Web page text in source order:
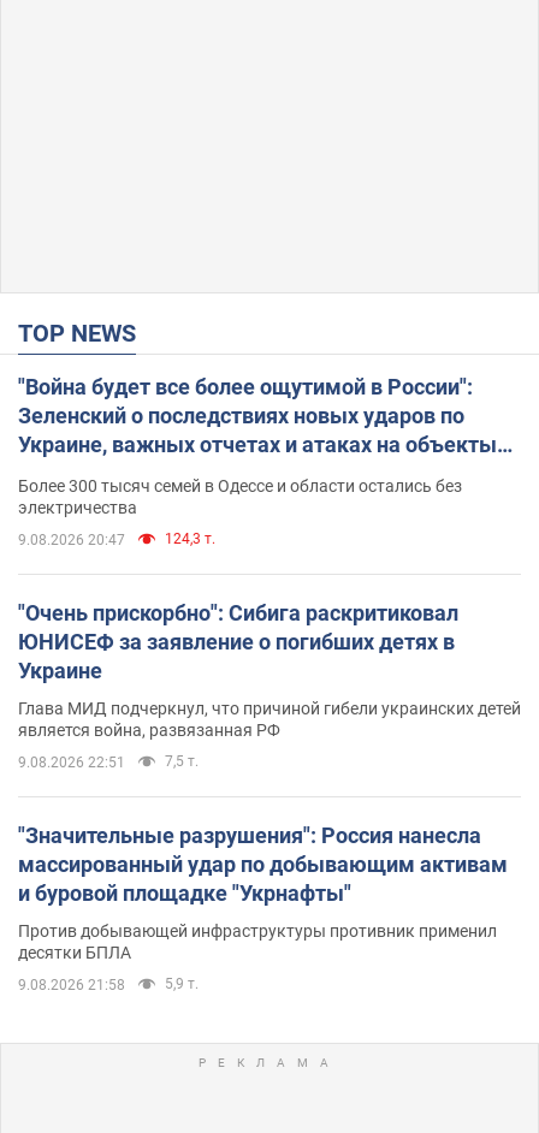
TOP NEWS
"Война будет все более ощутимой в России":
Зеленский о последствиях новых ударов по
Украине, важных отчетах и атаках на объекты
противника. Видео
Более 300 тысяч семей в Одессе и области остались без
электричества
9.08.2026 20:47 124,3 т.
"Очень прискорбно": Сибига раскритиковал
ЮНИСЕФ за заявление о погибших детях в
Украине
Глава МИД подчеркнул, что причиной гибели украинских детей
является война, развязанная РФ
9.08.2026 22:51 7,5 т.
"Значительные разрушения": Россия нанесла
массированный удар по добывающим активам
и буровой площадке "Укрнафты"
Против добывающей инфраструктуры противник применил
десятки БПЛА
9.08.2026 21:58 5,9 т.